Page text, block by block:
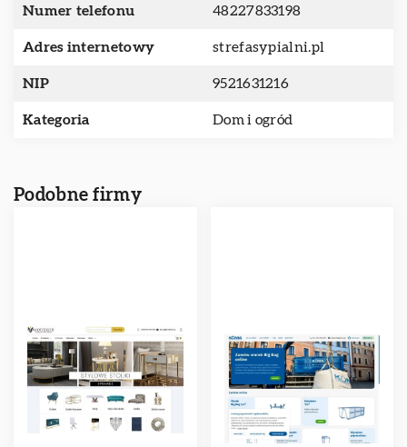
Numer telefonu 48227833198
Adres internetowy strefasypialni.pl
NIP 9521631216
Kategoria Dom i ogród
Podobne firmy